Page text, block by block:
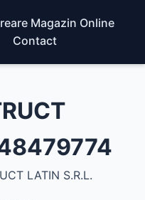
Magazin Online
Contact
LATIN S.R.L.